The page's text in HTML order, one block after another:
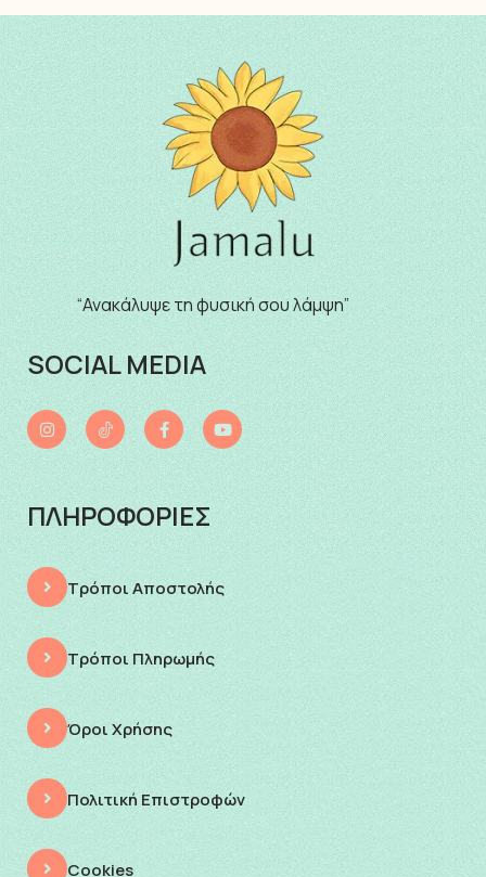
“Ανακάλυψε τη φυσική σου λάμψη”
SOCIAL MEDIA
ΠΛΗΡΟΦΟΡΙΕΣ
Τρόποι Αποστολής
Τρόποι Πληρωμής
Όροι Χρήσης
Πολιτική Επιστροφών
Cookies